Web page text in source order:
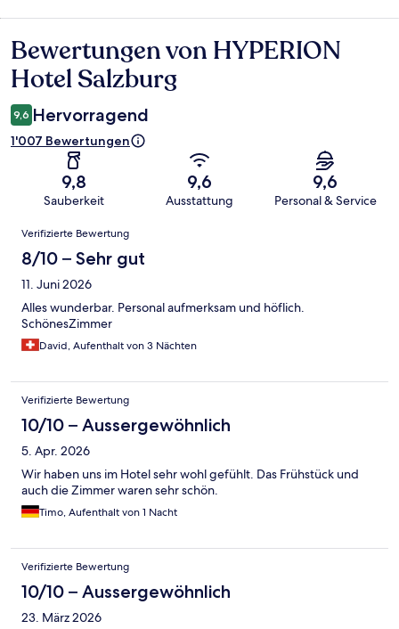
Bewertungen
Bewertungen von HYPERION
Hotel Salzburg
9,6 Hervorragend
1'007 Bewertungen
9,8
Sauberkeit
9,6
Ausstattung
9,6
Personal & Service
Bewertungen
Verifizierte Bewertung
8/10 – Sehr gut
11. Juni 2026
Alles wunderbar. Personal aufmerksam und höflich.
SchönesZimmer
David, Aufenthalt von 3 Nächten
Verifizierte Bewertung
10/10 – Aussergewöhnlich
5. Apr. 2026
Wir haben uns im Hotel sehr wohl gefühlt. Das Frühstück und
auch die Zimmer waren sehr schön.
Timo, Aufenthalt von 1 Nacht
Verifizierte Bewertung
10/10 – Aussergewöhnlich
23. März 2026